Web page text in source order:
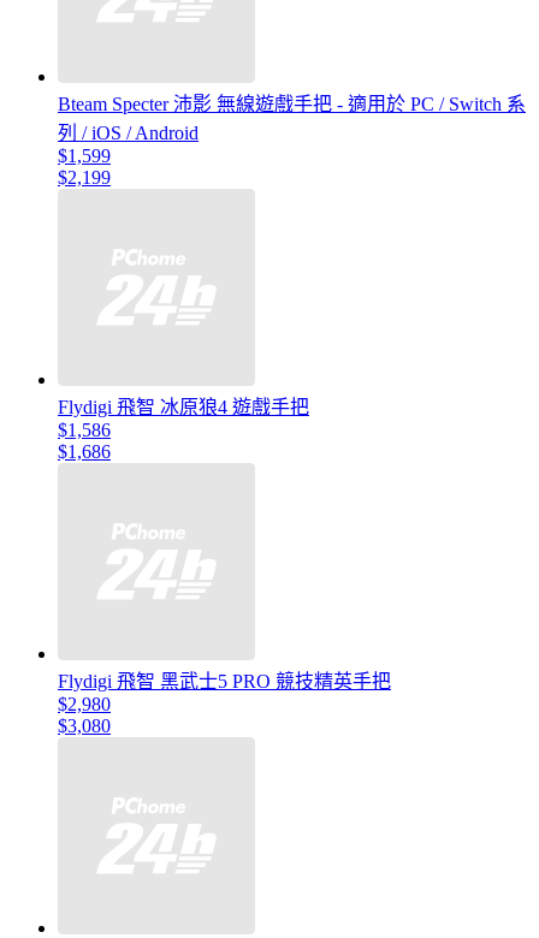
Bteam Specter 沛影 無線遊戲手把 - 適用於 PC / Switch 系
列 / iOS / Android
$1,599
$2,199
Flydigi 飛智 冰原狼4 遊戲手把
$1,586
$1,686
Flydigi 飛智 黑武士5 PRO 競技精英手把
$2,980
$3,080